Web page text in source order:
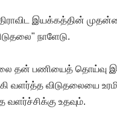
இயக்கத்தின்
நாளேடு.
தன் பணியைத் தொய்வு
வளர்த்த விடுதலையை
உதவும்.